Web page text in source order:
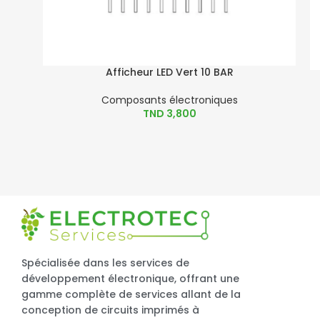
Afficheur LED Vert 10 BAR
Composants électroniques
TND 3,800
Spécialisée dans les services de
développement électronique, offrant une
gamme complète de services allant de la
conception de circuits imprimés à